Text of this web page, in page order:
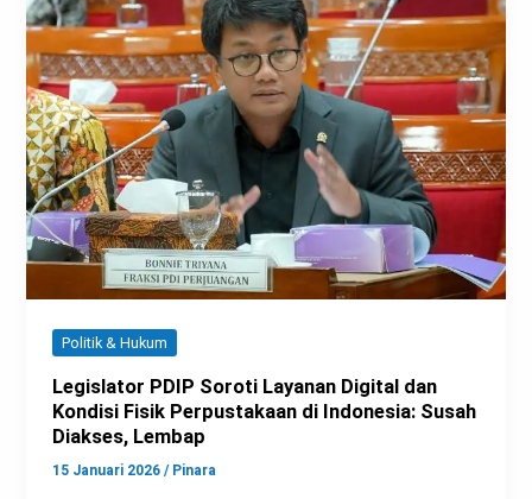
Politik & Hukum
Legislator PDIP Soroti Layanan Digital dan
Kondisi Fisik Perpustakaan di Indonesia: Susah
Diakses, Lembap
15 Januari 2026/ Pinara